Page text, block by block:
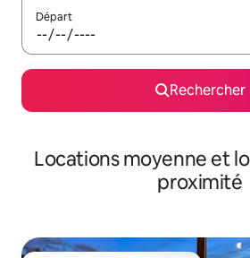
Départ
Rechercher
Locations moyenne et
proximité